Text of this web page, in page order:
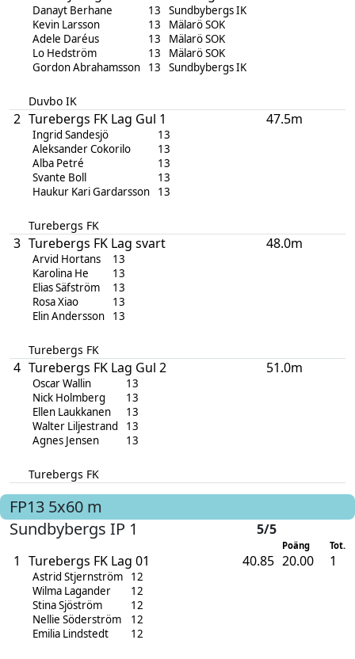
Danayt Berhane 13
Sundbybergs IK
Kevin Larsson
13
Mälarö SOK
Adele Daréus
13
Mälarö SOK
Lo Hedström
13
Mälarö SOK
Gordon Abrahamsson
13 Sundbybergs IK
Duvbo IK
2 Turebergs FK Lag Gul 1
Ingrid Sandesjö
13
Aleksander Cokorilo
13
Alba Petré
13
Svante Boll
13
Haukur Kari Gardarsson
13
Turebergs FK
47.5m
3 Turebergs FK Lag svart
Arvid Hortans
13
Karolina He
13
Elias Säfström
13
Rosa Xiao
13
Elin Andersson
13
Turebergs FK
48.0m
4 Turebergs FK Lag Gul 2
Oscar Wallin
13
Nick Holmberg
13
Ellen Laukkanen
13
Walter Liljestrand
13
Agnes Jensen
13
Turebergs FK
51.0m
FP13 5x60 m
Sundbybergs IP 1
5/5
Poäng Tot.
1 Turebergs FK Lag 01
Astrid Stjernström
12
Wilma Lagander
12
Stina Sjöström
12
Nellie Söderström
12
Emilia Lindstedt
12
40.85 20.00 1